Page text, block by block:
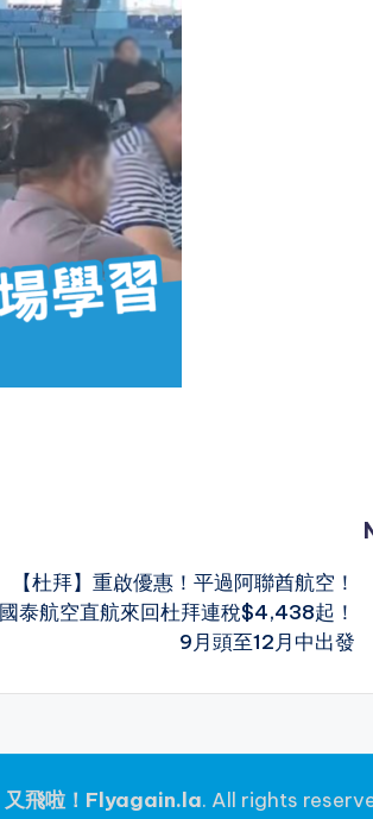
【杜拜】重啟優惠！平過阿聯酋航空！
國泰航空直航來回杜拜連稅$4,438起！
9月頭至12月中出發
又飛啦！Flyagain.la. All rights